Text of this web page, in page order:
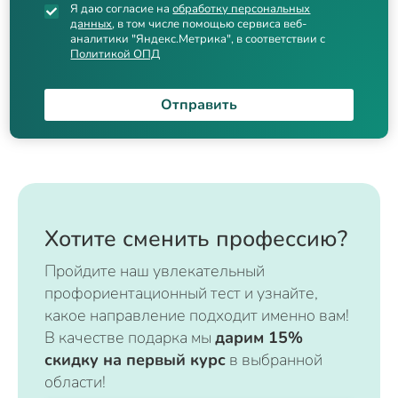
Я даю согласие наобработку персональных
данных, в том числе помощью сервиса веб-
аналитики "Яндекс.Метрика", в соответствии с
Политикой ОПД
Отправить
Хотите сменить профессию?
Пройдите наш увлекательный
профориентационный тест и узнайте,
какое направление подходит именно вам!
В качестве подарка мы дарим 15%
скидку на первый курс в выбранной
области!